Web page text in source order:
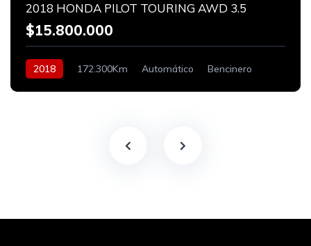
2018 HONDA PILOT TOURING AWD 3.5
$15.800.000
2018 172.300Km Automático Bencinero